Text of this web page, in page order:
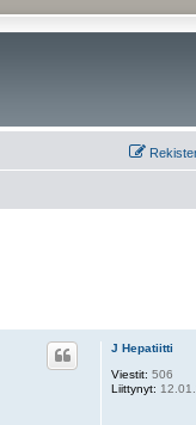
J Hepatiitti
Viestit: 506
Liittynyt: